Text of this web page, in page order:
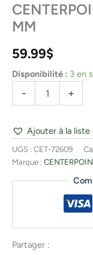
MM
59.99$
Disponibilité : 3 en
- +
Ajouter à la liste
UGS : CET-72609
Marque :
Partager :